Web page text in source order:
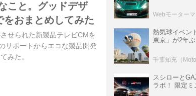
こと。グッドデザ
おまとめしてみた
せられた新製品テレビCMを
サポートからエコな製品開発
みた。
ロニクル・完
Webモーター
熱気球イベン
東京」が2年
室などのコン
スシローと
ラボ！ 限定